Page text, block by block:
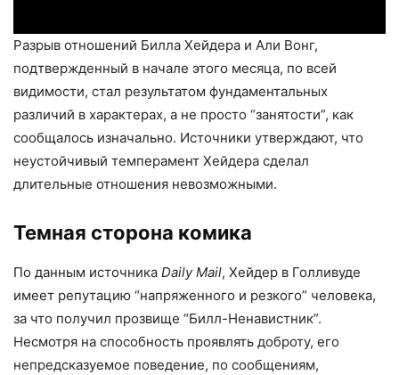
Разрыв отношений Билла Хейдера и Али Вонг,
подтвержденный в начале этого месяца, по всей
видимости, стал результатом фундаментальных
различий в характерах, а не просто “занятости”, как
сообщалось изначально. Источники утверждают, что
неустойчивый темперамент Хейдера сделал
длительные отношения невозможными.
Темная сторона комика
По данным источника Daily Mail, Хейдер в Голливуде
имеет репутацию “напряженного и резкого” человека,
за что получил прозвище “Билл-Ненавистник”.
Несмотря на способность проявлять доброту, его
непредсказуемое поведение, по сообщениям,